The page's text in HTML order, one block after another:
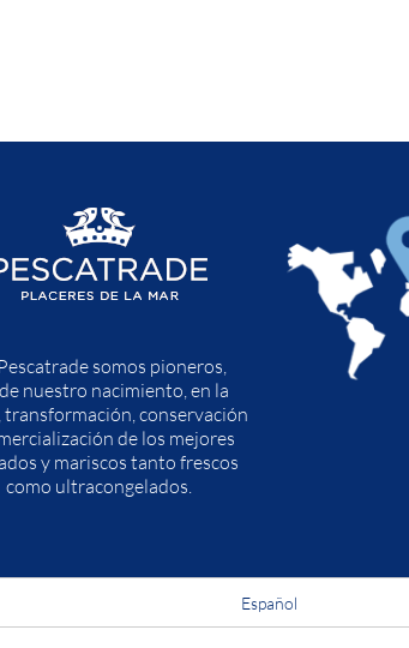
somos pioneros,
nuestro nacimiento, en la
transformación, conservación
de los mejores
y mariscos tanto frescos
como ultracongelados.
Español